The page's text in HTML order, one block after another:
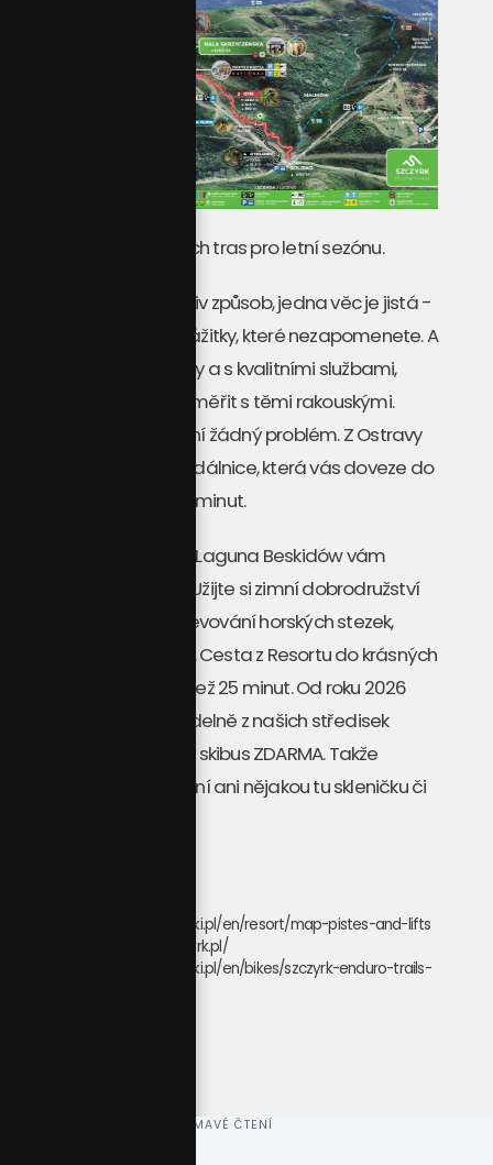
Mapa trailů a turistických tras pro letní sezónu.
Ať už si vyberete jakýkoliv způsob, jedna věc je jistá -
Szczyrk vám nabídne zážitky, které nezapomenete. A
to vše za dostupné ceny a s kvalitními službami,
které se směle mohou měřit s těmi rakouskými.
Dostat se sem také není žádný problém. Z Ostravy
přes Český Těšín vede dálnice, která vás doveze do
Szczyrku přibližně za 80 minut.
Apartmán ve středisku Laguna Beskidów vám
přináší celoroční vyžití. Užijte si zimní dobrodružství
na lyžích nebo letní objevování horských stezek,
Szczyrk čeká jen na vás. Cesta z Resortu do krásných
hor vám nezabere víc než 25 minut. Od roku 2026
bude navíc jezdit pravidelně z našich středisek
kolem Živeckého jezera skibus ZDARMA. Takže
nemusíte řešit parkování ani nějakou tu skleničku či
https://www.szczyrkowski.pl/en/resort/map-pistes-and-lifts
https://www.gronieszczyrk.pl/
https://www.szczyrkowski.pl/en/bikes/szczyrk-enduro-trails-
ZAJÍMAVÉ ČTENÍ